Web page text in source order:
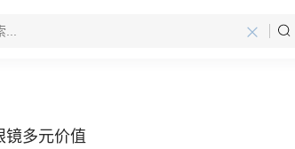
×
多元价值